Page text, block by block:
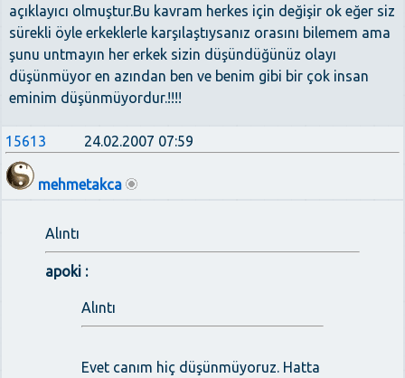
açıklayıcı olmuştur.Bu kavram herkes için değişir ok eğer siz
sürekli öyle erkeklerle karşılaştıysanız orasını bilemem ama
şunu untmayın her erkek sizin düşündüğünüz olayı
düşünmüyor en azından ben ve benim gibi bir çok insan
eminim düşünmüyordur.!!!!
15613 24.02.2007 07:59
mehmetakca
Alıntı
apoki :
Alıntı
Evet canım hiç düşünmüyoruz. Hatta